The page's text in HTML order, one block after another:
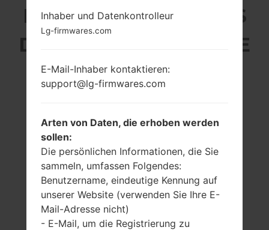
LG L02B (LGL02B) AUS
DER LG OTHERS-SERIE
3.0 Zoll
800 x 480 Pixel
(~311 Dichte der
Pixel pro Zoll)
-
Inhaber und Datenkontrolleur
Lg-firmwares.com
E-Mail-Inhaber kontaktieren:
support@lg-firmwares.com
Arten von Daten, die erhoben werden
sollen:
Die persönlichen Informationen, die Sie
sammeln, umfassen Folgendes:
Benutzername, eindeutige Kennung auf
unserer Website (verwenden Sie Ihre E-
Mail-Adresse nicht)
- E-Mail, um die Registrierung zu